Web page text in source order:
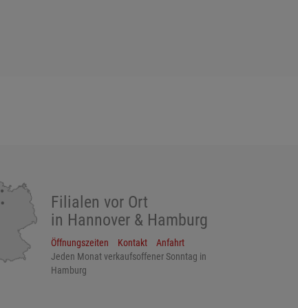
Filialen vor Ort
in Hannover & Hamburg
Öffnungszeiten Kontakt
Anfahrt
Jeden Monat verkaufsoffener Sonntag in
Hamburg